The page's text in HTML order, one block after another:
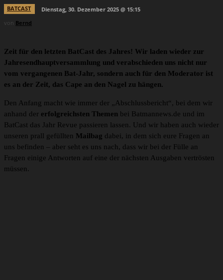
BATCAST
Dienstag, 30. Dezember 2025 @ 15:15
von Bernd
Zeit für den letzten BatCast des Jahres! Wir laden wieder zur
Jahresendhauptversammlung und verabschieden uns nicht nur
vom vergangenen Bat-Jahr, sondern auch für den Moderator ist
es an der Zeit, das Cape an den Nagel zu hängen.
Den Anfang macht wie immer der „Abschlussbericht“, bei dem wir
anhand der erfolgreichsten Themen bei Batmannews.de und im
BatCast das Jahr Revue passieren lassen. Und wir haben auch wieder
unseren prall gefüllten Mailbag dabei, in dem sich eure Fragen an
uns befinden – aber seht es uns nach, dass wir bei der Fülle an
Fragen einige Antworten auf eine der nächsten Ausgaben vertrösten
müssen.